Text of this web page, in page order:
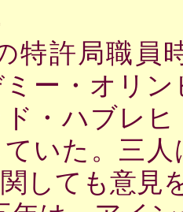
特許局職員
ミー・オリ
・ハブレ
いた。三
しても意見